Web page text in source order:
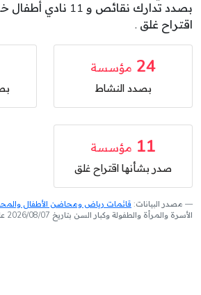
بصدد تدارك نقائص و
اقتراح غلق .
24 مؤسسة
بصدد النشاط
11 مؤسسة
صدر بشأنها اقتراح غلق
مصدر البيانات: قائمات رياض ومحاضن الأطفال
الأسرة والمرأة والطفولة وكبار السن بتاريخ 2026/08/07 على الساعة 16:31